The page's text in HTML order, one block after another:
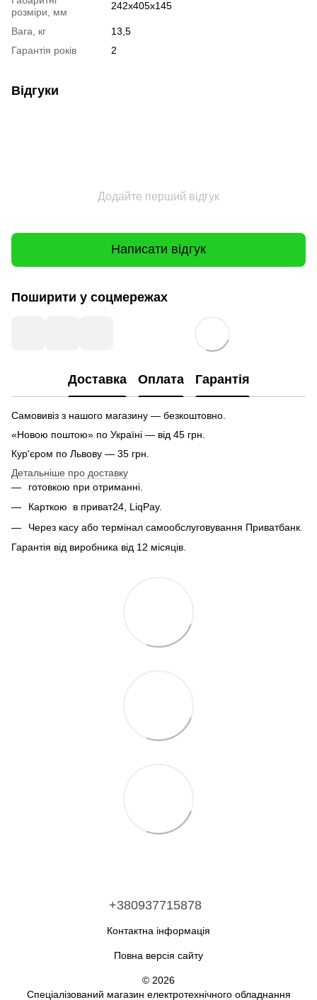
розміри, мм
242x405x145
Вага, кг
13,5
Гарантія років
2
Відгуки
Додайте перший відгук
Написати відгук
Поширити у соцмережах
Доставка Оплата Гарантія
Самовивіз з нашого магазину — безкоштовно.
«Новою поштою» по Україні — від 45 грн.
Кур'єром по Львову — 35 грн.
Детальніше про доставку
готовкою при отриманні.
Карткою в приват24, LiqPay.
Через касу або термінал самообслуговування Приватбанк.
Гарантія від виробника від 12 місяців.
+380937715878
Контактна інформація
Повна версія сайту
© 2026
Спеціалізований магазин електротехнічного обладнання